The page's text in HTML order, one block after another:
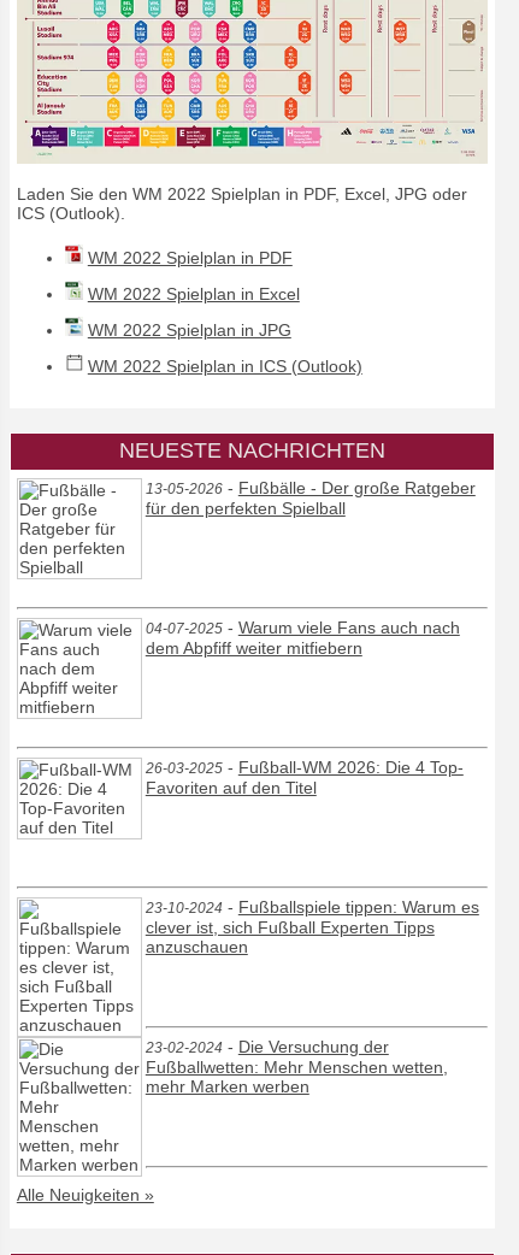
Laden Sie den WM 2022 Spielplan in PDF, Excel, JPG oder
ICS (Outlook).
WM 2022 Spielplan in PDF
WM 2022 Spielplan in Excel
WM 2022 Spielplan in JPG
WM 2022 Spielplan in ICS (Outlook)
NEUESTE NACHRICHTEN
13-05-2026- Fußbälle - Der große Ratgeber
für den perfekten Spielball
04-07-2025- Warum viele Fans auch nach
dem Abpfiff weiter mitfiebern
26-03-2025- Fußball-WM 2026: Die 4 Top-
Favoriten auf den Titel
23-10-2024 - Fußballspiele tippen: Warum es
clever ist, sich Fußball Experten Tipps
anzuschauen
23-02-2024 - Die Versuchung der
Fußballwetten: Mehr Menschen wetten,
mehr Marken werben
Alle Neuigkeiten »